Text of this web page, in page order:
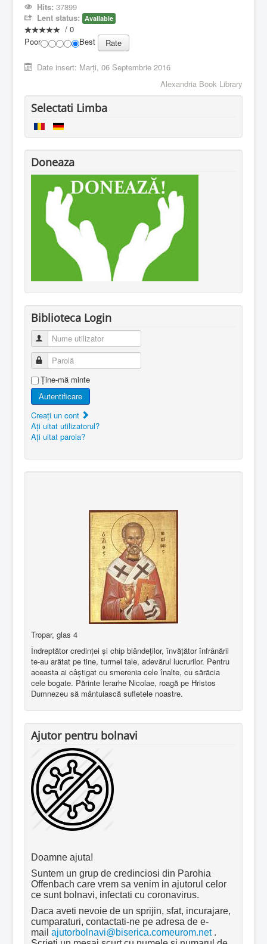
Hits:37899
Lent status: Available
/ 0
Poor
Best
Date insert: Marți, 06 Septembrie 2016
Alexandria Book Library
Selectati Limba
Doneaza
Biblioteca Login
Nume utilizator
Parolă
Ţine-mă minte
Autentificare
Creaţi un cont
Aţi uitat utilizatorul?
Aţi uitat parola?
Tropar, glas 4
Îndreptător credinţei şi chip blândeţilor, învăţător înfrânării
te-au arătat pe tine, turmei tale, adevărul lucrurilor. Pentru
aceasta ai câştigat cu smerenia cele înalte, cu sărăcia
cele bogate. Părinte Ierarhe Nicolae, roagă pe Hristos
Dumnezeu să mântuiască sufletele noastre.
Ajutor pentru bolnavi
Doamne ajuta!
Suntem un grup de credinciosi din Parohia
Offenbach care vrem sa venim in ajutorul celor
ce sunt bolnavi, infectati cu coronavirus.
Daca aveti nevoie de un sprijin, sfat, incurajare,
cumparaturi, contactati-ne pe adresa de e-
mail ajutorbolnavi@biserica.comeurom.net.